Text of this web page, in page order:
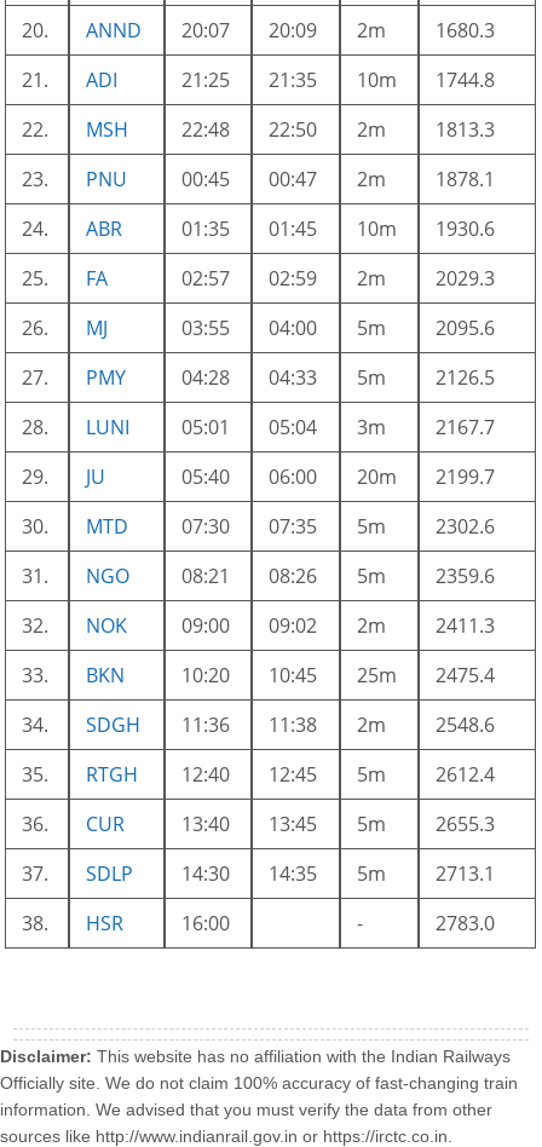
20.
ANND 20:07 20:09 2m
1680.3
21.
ADI 21:25 21:35 10m
1744.8
22.
MSH 22:48 22:50 2m
1813.3
23.
PNU 00:45 00:47 2m
1878.1
24.
ABR 01:35 01:45 10m
1930.6
25.
FA 02:57 02:59 2m
2029.3
26.
MJ 03:55 04:00 5m
2095.6
27.
PMY 04:28 04:33 5m
2126.5
28.
LUNI 05:01 05:04 3m
2167.7
29.
JU 05:40 06:00 20m
2199.7
30.
MTD 07:30 07:35 5m
2302.6
31.
NGO 08:21 08:26 5m
2359.6
32.
NOK 09:00 09:02 2m
2411.3
33.
BKN 10:20 10:45 25m
2475.4
34.
SDGH 11:36 11:38 2m
2548.6
35.
RTGH 12:40 12:45 5m
2612.4
36.
CUR 13:40 13:45 5m
2655.3
37.
SDLP 14:30 14:35 5m
2713.1
38.
HSR 16:00 - 2783.0
Disclaimer: This website has no affiliation with the Indian Railways
Officially site. We do not claim 100% accuracy of fast-changing train
information. We advised that you must verify the data from other
sources like http://www.indianrail.gov.in or https://irctc.co.in.